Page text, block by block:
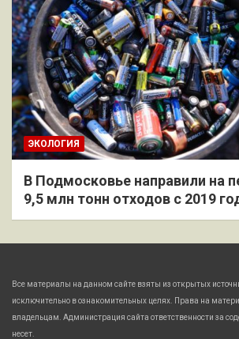
ЭКОЛОГИЯ
В Подмосковье направили на
9,5 млн тонн отходов с 2019
Все материалы на данном сайте взяты из открытых
исключительно в ознакомительных целях. Права на
владельцам. Администрация сайта ответственности за
несет.